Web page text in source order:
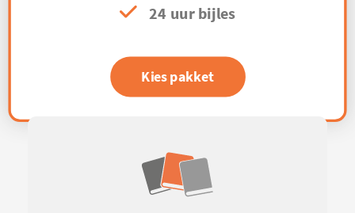
24 uur bijles
Kies pakket